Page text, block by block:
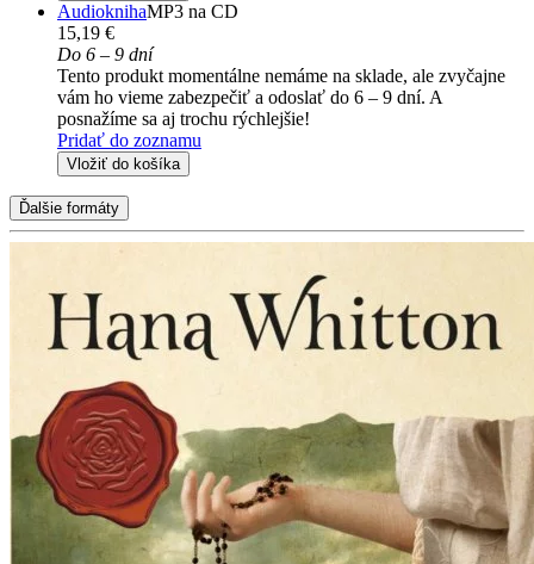
AudioknihaMP3 na CD
15,19 €
Do 6 – 9 dní
Tento produkt momentálne nemáme na sklade, ale zvyčajne
vám ho vieme zabezpečiť a odoslať do 6 – 9 dní. A
posnažíme sa aj trochu rýchlejšie!
Pridať do zoznamu
Vložiť do košíka
Ďalšie formáty